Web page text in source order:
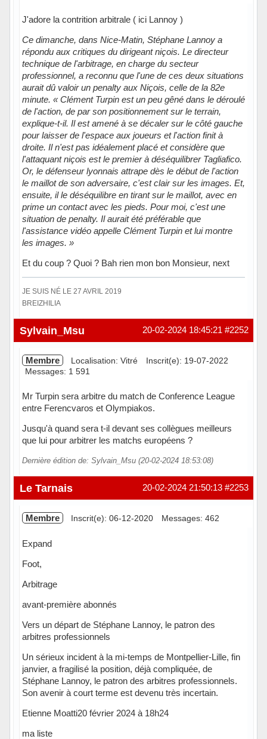
J'adore la contrition arbitrale ( ici Lannoy )
Ce dimanche, dans Nice-Matin, Stéphane Lannoy a
répondu aux critiques du dirigeant niçois. Le directeur
technique de l'arbitrage, en charge du secteur
professionnel, a reconnu que l'une de ces deux situations
aurait dû valoir un penalty aux Niçois, celle de la 82e
minute. « Clément Turpin est un peu gêné dans le déroulé
de l'action, de par son positionnement sur le terrain,
explique-t-il. Il est amené à se décaler sur le côté gauche
pour laisser de l'espace aux joueurs et l'action finit à
droite. Il n'est pas idéalement placé et considère que
l'attaquant niçois est le premier à déséquilibrer Tagliafico.
Or, le défenseur lyonnais attrape dès le début de l'action
le maillot de son adversaire, c'est clair sur les images. Et,
ensuite, il le déséquilibre en tirant sur le maillot, avec en
prime un contact avec les pieds. Pour moi, c'est une
situation de penalty. Il aurait été préférable que
l'assistance vidéo appelle Clément Turpin et lui montre
les images. »
Et du coup ? Quoi ? Bah rien mon bon Monsieur, next
JE SUIS NÉ LE 27 AVRIL 2019
BREIZHILIA
Hors ligne #2252
20-02-2024 18:45:21
Sylvain_Msu
Membre Localisation: Vitré
Inscrit(e): 19-07-2022
Messages: 1 591
Mr Turpin sera arbitre du match de Conference League
entre Ferencvaros et Olympiakos.
Jusqu'à quand sera t-il devant ses collègues meilleurs
que lui pour arbitrer les matchs européens ?
Dernière édition de: Sylvain_Msu (20-02-2024 18:53:08)
Hors ligne #2253
20-02-2024 21:50:13
Le Tarnais
Membre Inscrit(e): 06-12-2020 Messages: 462
Expand
Foot,
Arbitrage
avant-première abonnés
Vers un départ de Stéphane Lannoy, le patron des
arbitres professionnels
Un sérieux incident à la mi-temps de Montpellier-Lille, fin
janvier, a fragilisé la position, déjà compliquée, de
Stéphane Lannoy, le patron des arbitres professionnels.
Son avenir à court terme est devenu très incertain.
Etienne Moatti20 février 2024 à 18h24
ma liste